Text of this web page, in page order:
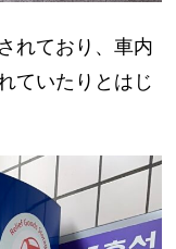
れており、車内
ていたりとはじ